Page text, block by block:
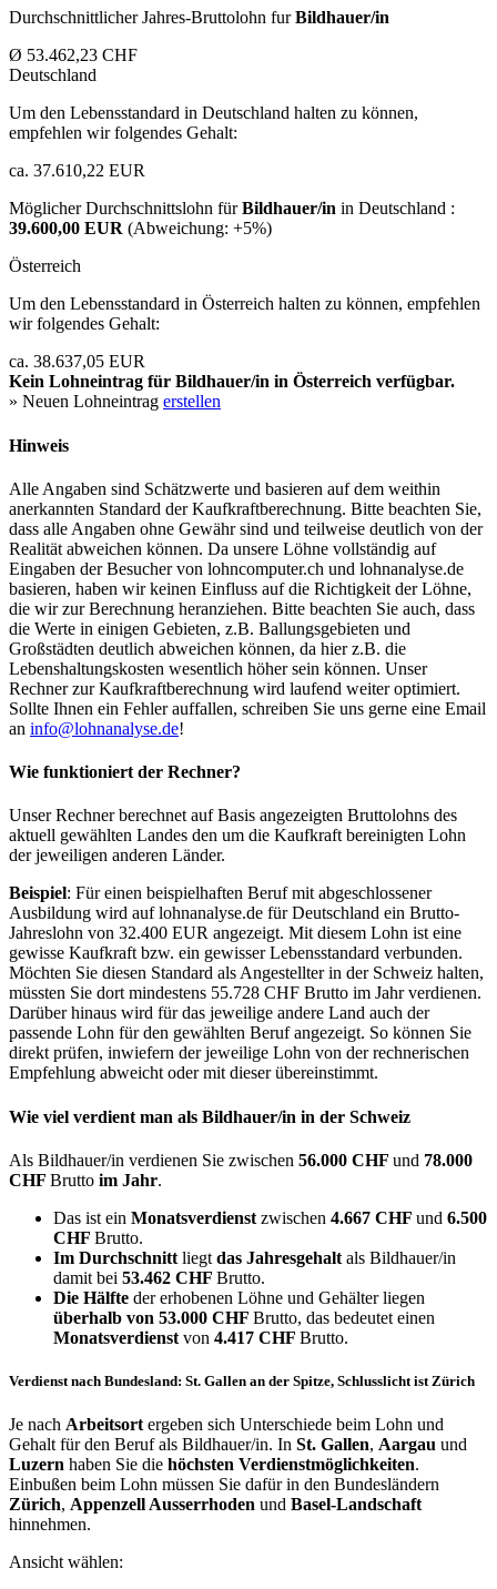
Durchschnittlicher Jahres-Bruttolohn furBildhauer/in
Ø 53.462,23 CHF
Deutschland
Um den Lebensstandard in Deutschland halten zu können,
empfehlen wir folgendes Gehalt:
ca. 37.610,22 EUR
Möglicher Durchschnittslohn fürBildhauer/in in Deutschland :
39.600,00 EUR (Abweichung: +5%)
Österreich
Um den Lebensstandard in Österreich halten zu können, empfehlen
wir folgendes Gehalt:
ca. 38.637,05 EUR
Kein Lohneintrag für Bildhauer/in in Österreich verfügbar.
» Neuen Lohneintrag erstellen
Hinweis
Alle Angaben sind Schätzwerte und basieren auf dem weithin
anerkannten Standard der Kaufkraftberechnung. Bitte beachten Sie,
dass alle Angaben ohne Gewähr sind und teilweise deutlich von der
Realität abweichen können. Da unsere Löhne vollständig auf
Eingaben der Besucher von lohncomputer.ch und lohnanalyse.de
basieren, haben wir keinen Einfluss auf die Richtigkeit der Löhne,
die wir zur Berechnung heranziehen. Bitte beachten Sie auch, dass
die Werte in einigen Gebieten, z.B. Ballungsgebieten und
Großstädten deutlich abweichen können, da hier z.B. die
Lebenshaltungskosten wesentlich höher sein können. Unser
Rechner zur Kaufkraftberechnung wird laufend weiter optimiert.
Sollte Ihnen ein Fehler auffallen, schreiben Sie uns gerne eine Email
an info@lohnanalyse.de!
Wie funktioniert der Rechner?
Unser Rechner berechnet auf Basis angezeigten Bruttolohns des
aktuell gewählten Landes den um die Kaufkraft bereinigten Lohn
der jeweiligen anderen Länder.
Beispiel: Für einen beispielhaften Beruf mit abgeschlossener
Ausbildung wird auf lohnanalyse.de für Deutschland ein Brutto-
Jahreslohn von 32.400 EUR angezeigt. Mit diesem Lohn ist eine
gewisse Kaufkraft bzw. ein gewisser Lebensstandard verbunden.
Möchten Sie diesen Standard als Angestellter in der Schweiz halten,
müssten Sie dort mindestens 55.728 CHF Brutto im Jahr verdienen.
Darüber hinaus wird für das jeweilige andere Land auch der
passende Lohn für den gewählten Beruf angezeigt. So können Sie
direkt prüfen, inwiefern der jeweilige Lohn von der rechnerischen
Empfehlung abweicht oder mit dieser übereinstimmt.
Wie viel verdient man als Bildhauer/in in der Schweiz
Als Bildhauer/in verdienen Sie zwischen 56.000 CHF und 78.000
CHF Brutto im Jahr.
Das ist ein Monatsverdienst zwischen 4.667 CHF und 6.500
CHF Brutto.
Im Durchschnitt liegt das Jahresgehalt als Bildhauer/in
damit bei 53.462 CHF Brutto.
Die Hälfte der erhobenen Löhne und Gehälter liegen
überhalb von 53.000 CHF Brutto, das bedeutet einen
Monatsverdienst von 4.417 CHF Brutto.
Verdienst nach Bundesland: St. Gallen an der Spitze, Schlusslicht ist Zürich
Je nach Arbeitsort ergeben sich Unterschiede beim Lohn und
Gehalt für den Beruf als Bildhauer/in. In St. Gallen, Aargau und
Luzern haben Sie die höchsten Verdienstmöglichkeiten.
Einbußen beim Lohn müssen Sie dafür in den Bundesländern
Zürich, Appenzell Ausserrhoden und Basel-Landschaft
hinnehmen.
Ansicht wählen: